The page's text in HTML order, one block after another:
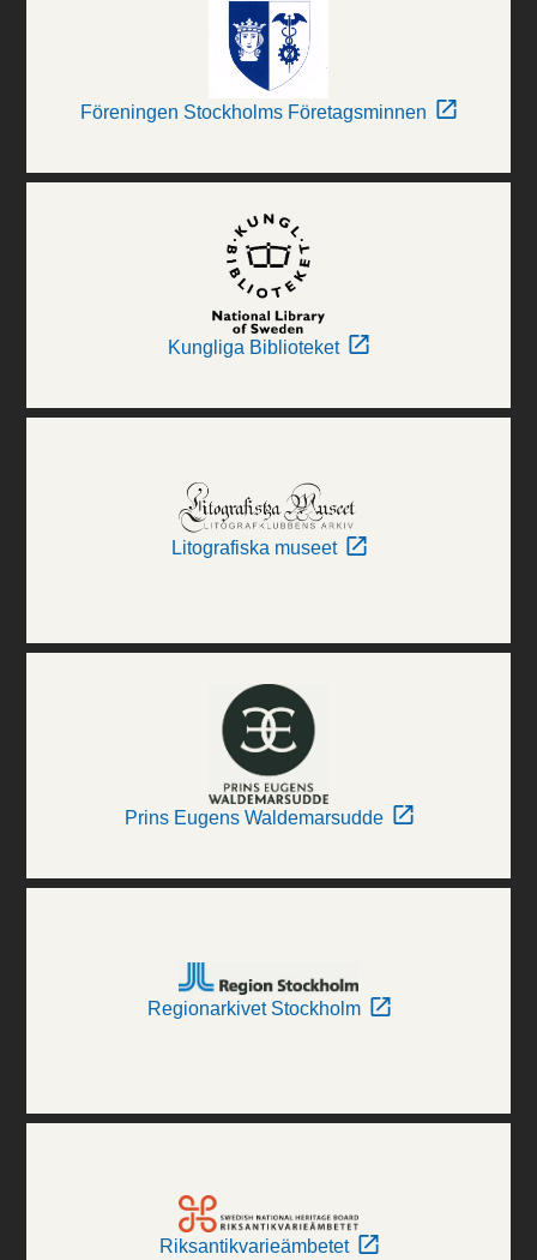
Föreningen Stockholms Företagsminnen
Kungliga Biblioteket
Litografiska museet
Prins Eugens Waldemarsudde
Regionarkivet Stockholm
Riksantikvarieämbetet